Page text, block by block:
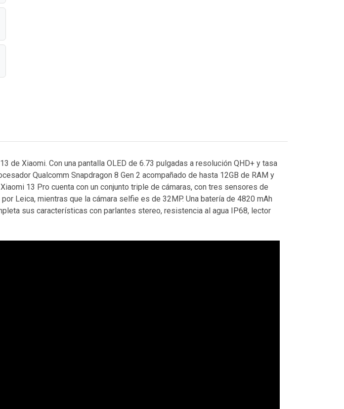
de Xiaomi. Con una pantalla OLED de 6.73 pulgadas a resolución QHD+ y tasa
Qualcomm Snapdragon 8 Gen 2 acompañado de hasta 12GB de RAM y
13 Pro cuenta con un conjunto triple de cámaras, con tres sensores de
Leica, mientras que la cámara selfie es de 32MP. Una batería de 4820 mAh
sus características con parlantes stereo, resistencia al agua IP68, lector